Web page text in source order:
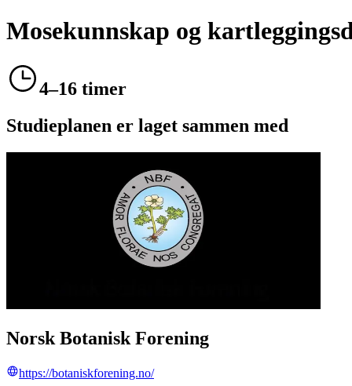
Mosekunnskap og
4–16 timer
Studieplanen er laget sammen med
Norsk Botanisk Forening
https://botaniskforening.no/